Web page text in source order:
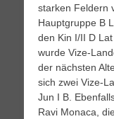
starken Feldern
Hauptgruppe B
den Kin I/II D
wurde Vize-
der nächsten
sich zwei Vize-
Jun I B.
Ravi Monaca,